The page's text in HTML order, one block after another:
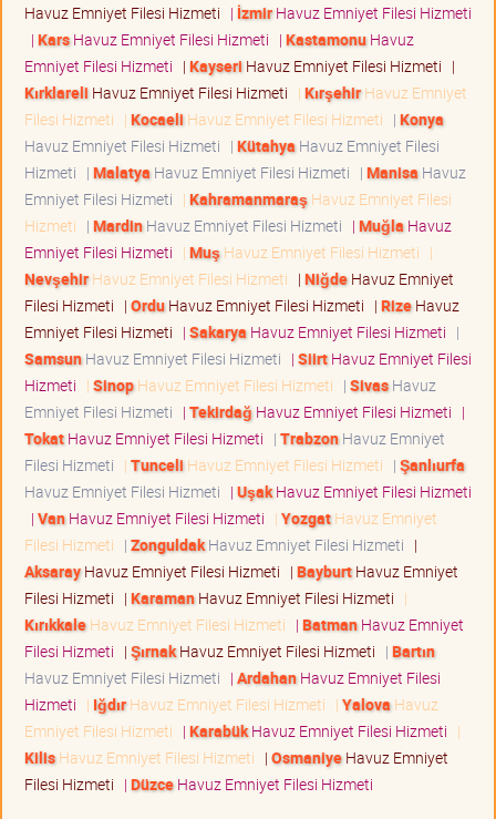
Havuz Emniyet Filesi Hizmeti | İzmirHavuz Emniyet Filesi Hizmeti
| KarsHavuz Emniyet Filesi Hizmeti | KastamonuHavuz
Emniyet Filesi Hizmeti | Kayseri Havuz Emniyet Filesi Hizmeti |
Kırklareli Havuz Emniyet Filesi Hizmeti | KırşehirHavuz Emniyet
Filesi Hizmeti | Kocaeli Havuz Emniyet Filesi Hizmeti | Konya
Havuz Emniyet Filesi Hizmeti | Kütahya Havuz Emniyet Filesi
Hizmeti | Malatya Havuz Emniyet Filesi Hizmeti | Manisa Havuz
Emniyet Filesi Hizmeti | Kahramanmaraş Havuz Emniyet Filesi
Hizmeti | MardinHavuz Emniyet Filesi Hizmeti | Muğla Havuz
Emniyet Filesi Hizmeti | Muş Havuz Emniyet Filesi Hizmeti |
NevşehirHavuz Emniyet Filesi Hizmeti | NiğdeHavuz Emniyet
Filesi Hizmeti | OrduHavuz Emniyet Filesi Hizmeti | RizeHavuz
Emniyet Filesi Hizmeti | Sakarya Havuz Emniyet Filesi Hizmeti |
SamsunHavuz Emniyet Filesi Hizmeti | SiirtHavuz Emniyet Filesi
Hizmeti | SinopHavuz Emniyet Filesi Hizmeti | SivasHavuz
Emniyet Filesi Hizmeti | Tekirdağ Havuz Emniyet Filesi Hizmeti |
TokatHavuz Emniyet Filesi Hizmeti | TrabzonHavuz Emniyet
Filesi Hizmeti | Tunceli Havuz Emniyet Filesi Hizmeti | Şanlıurfa
Havuz Emniyet Filesi Hizmeti | UşakHavuz Emniyet Filesi Hizmeti
| VanHavuz Emniyet Filesi Hizmeti | YozgatHavuz Emniyet
Filesi Hizmeti | ZonguldakHavuz Emniyet Filesi Hizmeti |
AksarayHavuz Emniyet Filesi Hizmeti | BayburtHavuz Emniyet
Filesi Hizmeti | KaramanHavuz Emniyet Filesi Hizmeti |
KırıkkaleHavuz Emniyet Filesi Hizmeti | BatmanHavuz Emniyet
Filesi Hizmeti | ŞırnakHavuz Emniyet Filesi Hizmeti | Bartın
Havuz Emniyet Filesi Hizmeti | ArdahanHavuz Emniyet Filesi
Hizmeti | IğdırHavuz Emniyet Filesi Hizmeti | Yalova Havuz
Emniyet Filesi Hizmeti | KarabükHavuz Emniyet Filesi Hizmeti |
KilisHavuz Emniyet Filesi Hizmeti | OsmaniyeHavuz Emniyet
Filesi Hizmeti | DüzceHavuz Emniyet Filesi Hizmeti